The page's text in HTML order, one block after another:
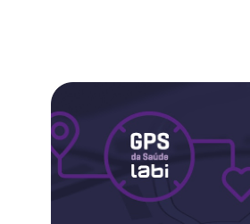
Saúde do Homem
Sobre o Labi
Testes